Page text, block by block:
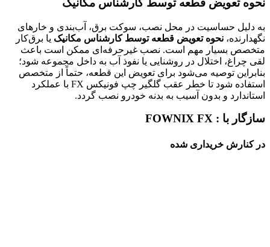
نحوه تعویض قطعه توسط کارشناس مکانیک
به دلیل حساسیت در محل نصب، سوکت برق، آب‌بندی و خارهای
نگهدارنده، نحوه تعویض قطعه توسط کارشناس مکانیک یا برق‌کار
متخصص بسیار مهم است. نصب غیرحرفه‌ای ممکن است باعث
لقی چراغ، اختلال در روشنایی یا نفوذ آب به داخل مجموعه شود؛
بنابراین توصیه می‌شود برای تعویض این قطعه، حتماً از متخصص
استفاده شود تا خطر عقب گلگیر چپ فونیکس FX با عملکرد
استاندارد و بدون آسیب به بدنه خودرو نصب گردد.
سازگار با : FOWNIX FX
در کنارش خریداری شده